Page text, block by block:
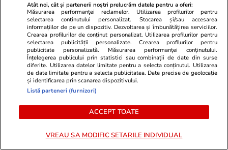
Știri România 30 iul.
Rezultatele loto din 30 iulie 2026. Numerele
câștigătoare extrase joi
Horoscop 30 iul.
Horoscop 31 iulie 2026. Scorpionii au șansa de
a privi dincolo de aparențe și de a evalua
corect comportamentul și deciziile unor
apropiați
Atât noi, cât și partenerii noștri prelucrăm datele pentru a oferi:
Măsurarea performanței reclamelor. Utilizarea profilurilor pentru
selectarea conținutului personalizat. Stocarea și/sau accesarea
informațiilor de pe un dispozitiv. Dezvoltarea și îmbunătățirea serviciilor.
Crearea profilurilor de conținut personalizat. Utilizarea profilurilor pentru
selectarea publicității personalizate. Crearea profilurilor pentru
publicitate personalizată. Măsurarea performanței conținutului.
Înțelegerea publicului prin statistici sau combinații de date din surse
diferite. Utilizarea datelor limitate pentru a selecta conținutul. Utilizarea
de date limitate pentru a selecta publicitatea. Date precise de geolocație
și identificarea prin scanarea dispozitivului.
Listă parteneri (furnizori)
ACCEPT TOATE
VREAU SA MODIFIC SETARILE INDIVIDUAL